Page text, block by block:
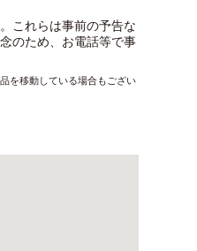
これらは事前の予告な
のため、お電話等で事
を移動している場合もござい